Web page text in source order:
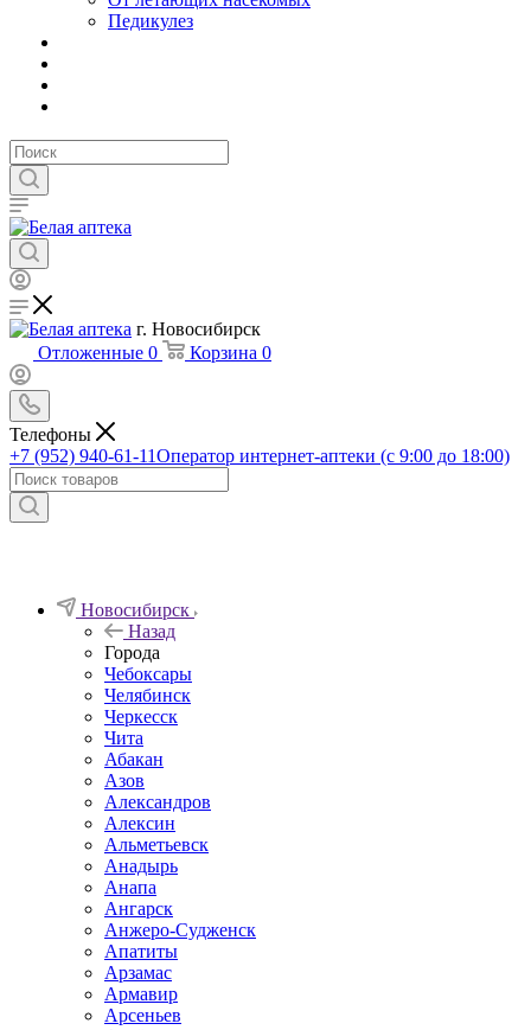
Педикулез
г. Новосибирск
Отложенные 0 Корзина 0
Телефоны
+7 (952) 940-61-11Оператор интернет-аптеки (с 9:00 до 18:00)
Новосибирск
Назад
Города
Чебоксары
Челябинск
Черкесск
Чита
Абакан
Азов
Александров
Алексин
Альметьевск
Анадырь
Анапа
Ангарск
Анжеро-Судженск
Апатиты
Арзамас
Армавир
Арсеньев